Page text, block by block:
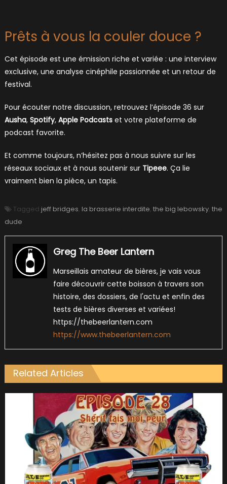
Prêts à vous la couler douce ?
Cet épisode est une émission riche et variée : une interview
exclusive, une analyse cinéphile passionnée et un retour de
festival.
Pour écouter notre discussion, retrouvez l’épisode 36 sur
Ausha, Spotify, Apple Podcastset votre plateforme de
podcast favorite.
Et comme toujours, n’hésitez pas à nous suivre sur les
réseaux sociaux et à nous soutenir sur Tipeee. Ça lie
vraiment bien la pièce, un tapis.
Tagged jeff bridges, la brasserie interdite, the big lebowsky, the
dude
Greg The Beer Lantern
Marseillais amateur de bières, je vais vous
faire découvrir cette boisson à travers son
histoire, des dossiers, de l'actu et enfin des
tests de bières diverses et variées!
https://thebeerlantern.com
https://www.thebeerlantern.com
Related Articles